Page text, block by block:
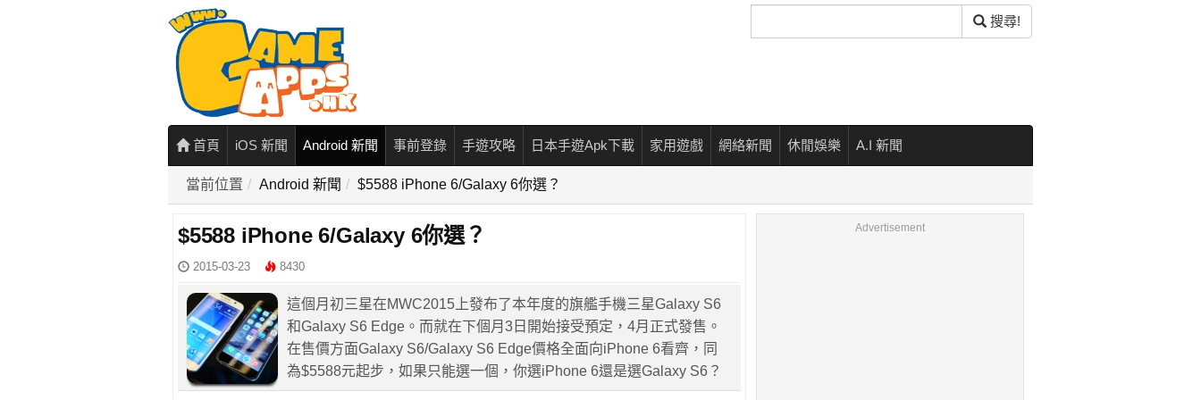
尋
搜尋!
首頁 iOS 新聞 Android 新聞 事前登錄 手遊攻略 日本手遊Apk下載 家用遊戲 網絡新聞 休閒娛樂 A.I 新聞
當前位置 Android 新聞 $5588 iPhone 6/Galaxy 6你選？
$5588 iPhone 6/Galaxy 6你選？
2015-03-23 8430
這個月初三星在MWC2015上發布了本年度的旗艦手機三星Galaxy S6
和Galaxy S6 Edge。而就在下個月3日開始接受預定，4月正式發售。
在售價方面Galaxy S6/Galaxy S6 Edge價格全面向iPhone 6看齊，同
為$5588元起步，如果只能選一個，你選iPhone 6還是選Galaxy S6？
Advertisement